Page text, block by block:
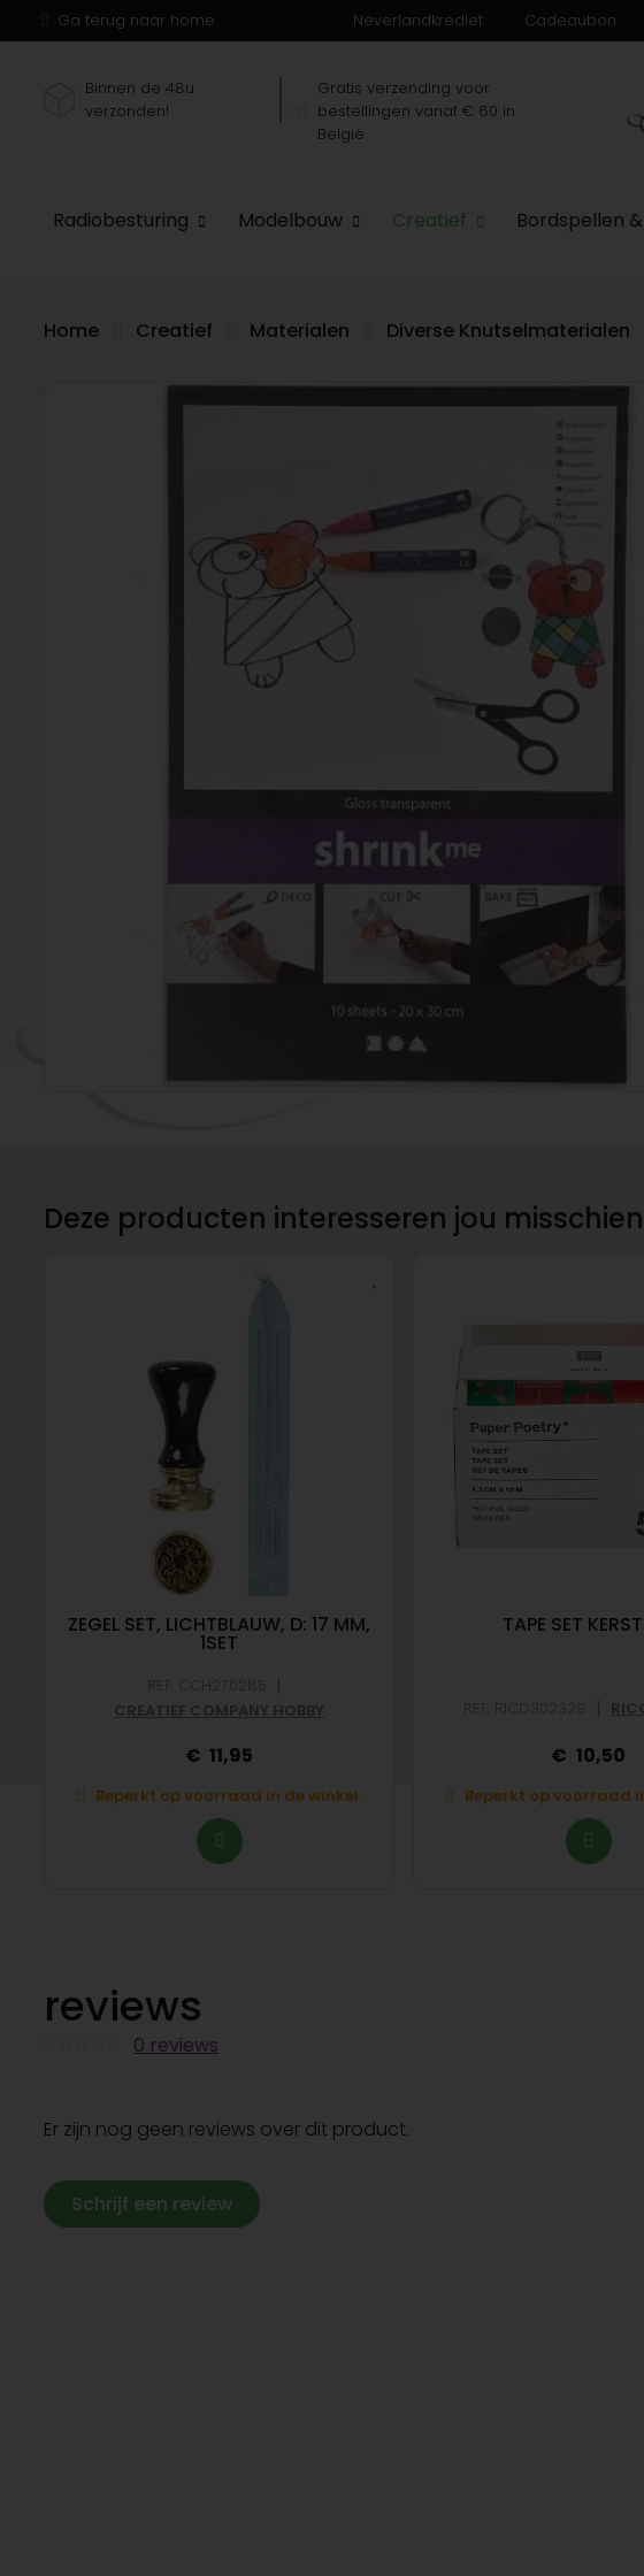
Ga terug naar home. Neverlandkrediet Cadeaubon
Binnen de 48u
verzonden!
Gratis verzending voor
bestellingen vanaf € 60 in
België
Radiobesturing Modelbouw Creatief Bordspellen
Home Creatief Materialen Diverse Knutselmaterialen
Deze producten interesseren jou
ZEGEL SET, LICHTBLAUW, D: 17 MM,
1SET
|
CREATIEF COMPANY HOBBY
11,95
Beperkt op voorraad in de winkel.
TAPE SET
|
10,50
Beperkt op voorraad
reviews
0 reviews
Er zijn nog geen reviews over dit product.
Schrijf een review